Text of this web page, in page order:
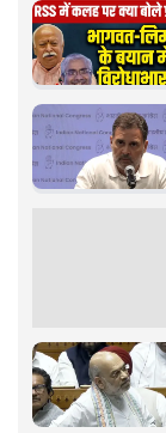
सबरीमला
या
देश| प्रमोद मल्लिक|
ईश्वर के दरबार में
वह केरल, जो